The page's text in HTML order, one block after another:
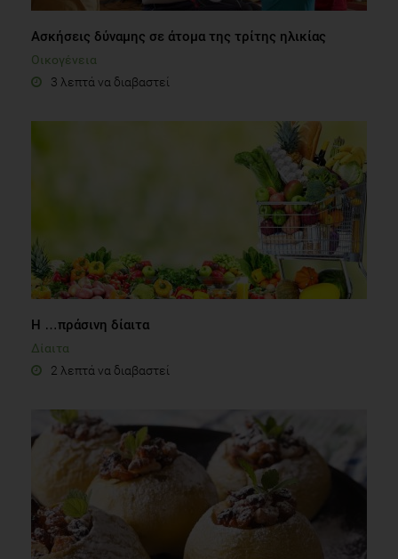
Ασκήσεις δύναμης σε άτομα της τρίτης ηλικίας
Οικογένεια
3 λεπτά να διαβαστεί
Η …πράσινη δίαιτα
Δίαιτα
2 λεπτά να διαβαστεί